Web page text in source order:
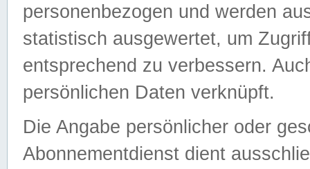
personenbezogen und werden
statistisch ausgewertet, um
entsprechend zu verbessern.
persönlichen Daten verknüpft.
Die Angabe persönlicher oder
Abonnementdienst dient